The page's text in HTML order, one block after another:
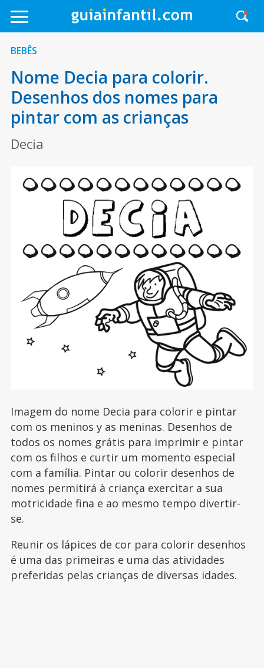
BEBÊS
Nome Decia para colorir.
Desenhos dos nomes para
pintar com as crianças
Decia
Imagem do nome Decia para colorir e pintar
com os meninos y as meninas. Desenhos de
todos os nomes grátis para imprimir e pintar
com os filhos e curtir um momento especial
com a família. Pintar ou colorir desenhos de
nomes permitirá à criança exercitar a sua
motricidade fina e ao mesmo tempo divertir-
se.
Reunir os lápices de cor para colorir desenhos
é uma das primeiras e uma das atividades
preferidas pelas crianças de diversas idades.